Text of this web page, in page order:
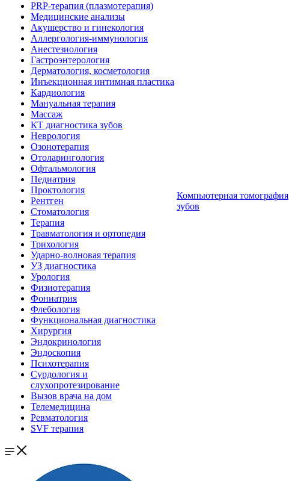
PRP-терапия (плазмотерапия)
Медицинские анализы
Акушерство и гинекология
Аллергология-иммунология
Анестезиология
Гастроэнтерология
Дерматология, косметология
Инъекционная интимная пластика
Кардиология
Мануальная терапия
Массаж
КТ диагностика зубов
Неврология
Озонотерапия
Отоларингология
Офтальмология
Педиатрия
Проктология
Рентген
Стоматология
Терапия
Травматология и ортопедия
Трихология
Ударно-волновая терапия
УЗ диагностика
Урология
Физиотерапия
Фониатрия
Флебология
Функциональная диагностика
Хирургия
Эндокринология
Эндоскопия
Психотерапия
Сурдология и
слухопротезирование
Вызов врача на дом
Телемедицина
Ревматология
SVF терапия
Компьютерная томография
зубов